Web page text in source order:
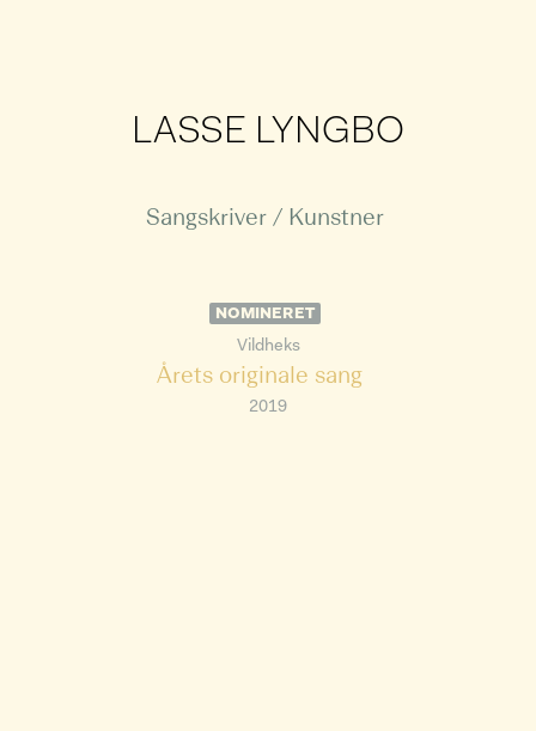
LASSE LYNGBO
Sangskriver / Kunstner
NOMINERET
Vildheks
Årets originale sang
2019